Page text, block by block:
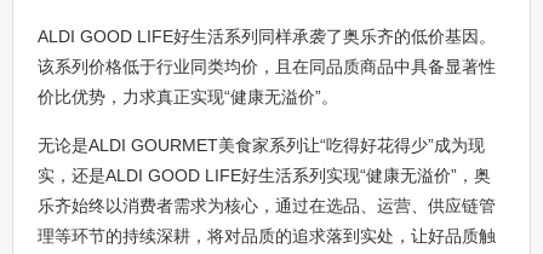
ALDI GOOD LIFE好生活系列同样承袭了奥乐齐的低价基因。
该系列价格低于行业同类均价，且在同品质商品中具备显著性
价比优势，力求真正实现“健康无溢价”。
无论是ALDI GOURMET美食家系列让“吃得好花得少”成为现
实，还是ALDI GOOD LIFE好生活系列实现“健康无溢价”，奥
乐齐始终以消费者需求为核心，通过在选品、运营、供应链管
理等环节的持续深耕，将对品质的追求落到实处，让好品质触